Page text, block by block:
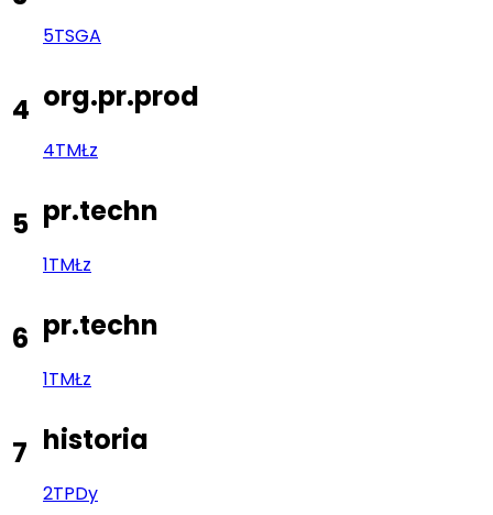
5TSGA
4 org.pr.prod
4TMŁz
5 pr.techn
1TMŁz
6 pr.techn
1TMŁz
7 historia
2TPDy